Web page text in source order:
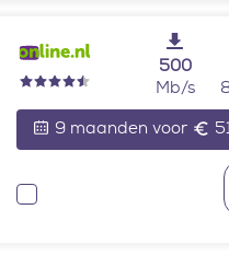
500
Mb/s
9 maanden voor